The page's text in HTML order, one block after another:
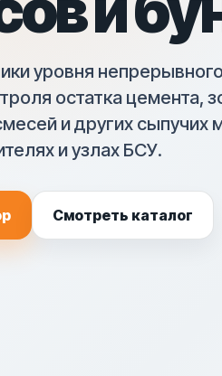
уровня
остатка цемента,
и других сыпучих
и узлах БСУ.
Смотреть каталог